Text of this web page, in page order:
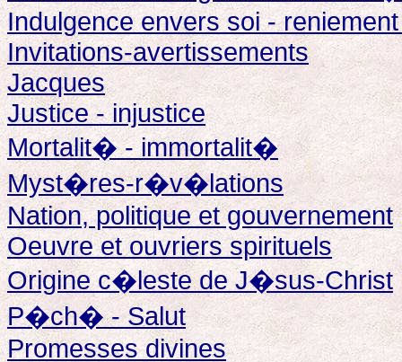
Indulgence envers soi -
Invitations-avertissements
Jacques
Justice - injustice
Mortalit� - immortalit�
Myst�res-r�v�lations
Nation, politique et gouvernement
Oeuvre et ouvriers spirituels
Origine c�leste de J�sus-Christ
P�ch� - Salut
Promesses divines